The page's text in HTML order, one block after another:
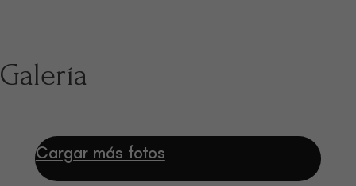
Galería
Cargar más fotos